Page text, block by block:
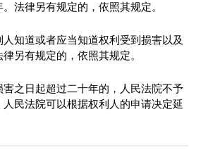
法律另有规定的，依照其规定。
知道或者应当知道权利受到损害以及
另有规定的，依照其规定。
之日起超过二十年的，人民法院不予
民法院可以根据权利人的申请决定延